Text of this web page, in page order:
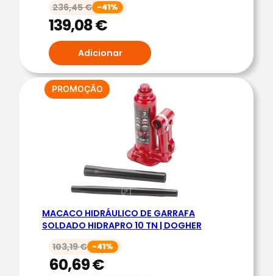
236,45€ -41%
139,08€
Adicionar
PROMOÇÃOPRODUTO
EM
PROMOÇÃO
MACACO HIDRÁULICO DE GARRAFA
SOLDADO HIDRAPRO 10 TN | DOGHER
103,19€ -41%
60,69€